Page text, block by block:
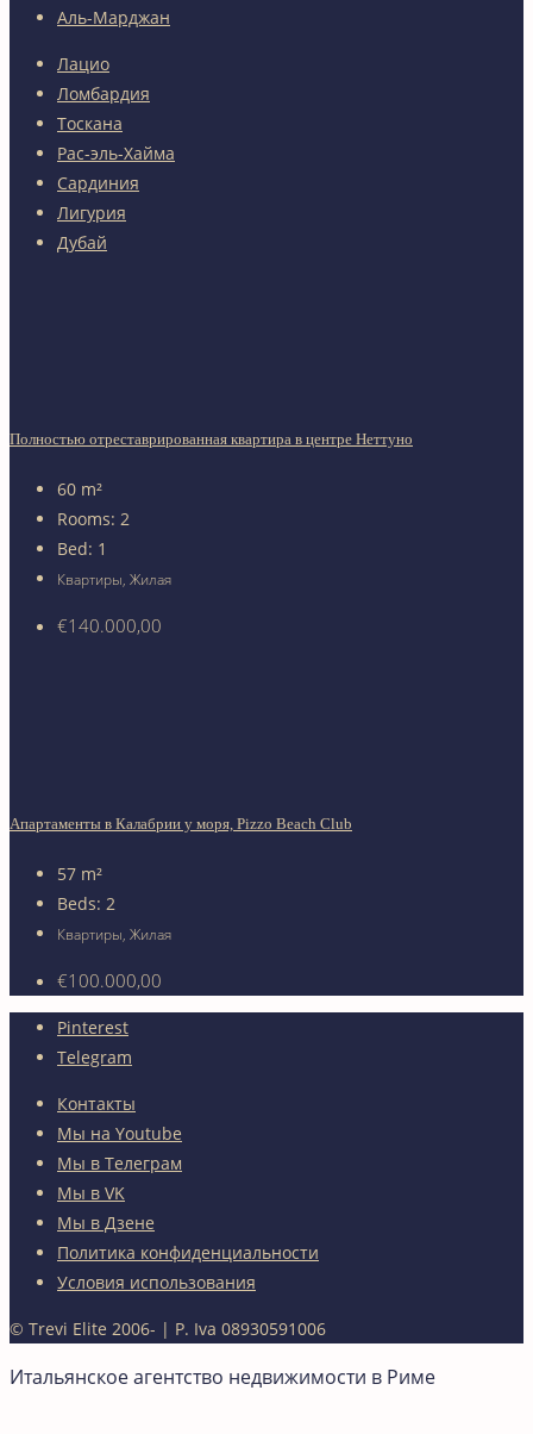
Аль-Марджан
Лацио
Ломбардия
Тоскана
Рас-эль-Хайма
Сардиния
Лигурия
Дубай
Полностью отреставрированная квартира в центре Неттуно
60 m²
Rooms: 2
Bed: 1
Квартиры, Жилая
€140.000,00
Апартаменты в Калабрии у моря, Pizzo Beach Club
57 m²
Beds: 2
Квартиры, Жилая
€100.000,00
Pinterest
Telegram
Контакты
Мы на Youtube
Мы в Телеграм
Мы в VK
Мы в Дзене
Политика конфиденциальности
Условия использования
© Trevi Elite 2006- | P. Iva 08930591006
Итальянское агентство недвижимости в Риме